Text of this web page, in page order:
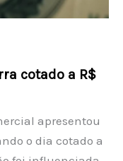
cotado a R$
apresentou
o dia cotado a